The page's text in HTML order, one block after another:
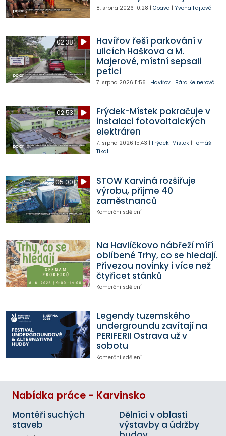
8. srpna 2026 10:28 | Opava | Yvona Fajtová
02:38
Havířov řeší parkování v
ulicích Haškova a M.
Majerové, místní sepsali
petici
7. srpna 2026 11:56 | Havířov| Bára Kelnerová
02:53
Frýdek-Místek pokračuje v
instalaci fotovoltaických
elektráren
7. srpna 2026 15:43 | Frýdek-Místek| Tomáš
Tikal
05:00
STOW Karviná rozšiřuje
výrobu, přijme 40
zaměstnanců
Komerční sdělení
Na Havlíčkovo nábřeží míří
oblíbené Trhy, co se hledají.
Přivezou novinky i více než
čtyřicet stánků
Komerční sdělení
Legendy tuzemského
undergroundu zavítají na
PERIFERII Ostrava už v
sobotu
Komerční sdělení
Nabídka práce - Karvinsko
Montéři suchých
staveb
Dělníci v oblasti
výstavby a údržby